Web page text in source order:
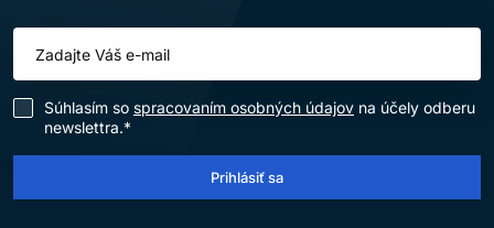
Súhlasím so spracovaním osobných údajov na účely odberu
newslettra.*
Prihlásiť sa